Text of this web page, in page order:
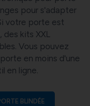
pour s'adapter
votre porte est
kits XXL
Vous pouvez
en moins d'une
en ligne.
BLINDÉE